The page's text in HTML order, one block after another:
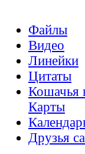
Файлы
Видео
Линейки
Цитаты
Кошачья
Карты
Друзья